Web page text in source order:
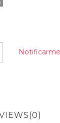
(0)